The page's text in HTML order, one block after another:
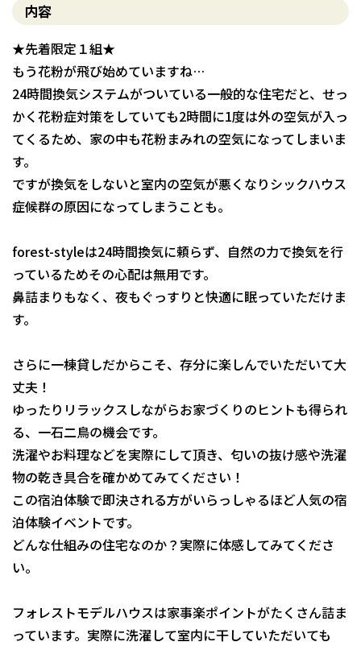
内容
★先着限定１組★
もう花粉が飛び始めていますね…
24時間換気システムがついている一般的な住宅だと、せっ
かく花粉症対策をしていても2時間に1度は外の空気が入っ
てくるため、家の中も花粉まみれの空気になってしまいま
す。
ですが換気をしないと室内の空気が悪くなりシックハウス
症候群の原因になってしまうことも。
forest-styleは24時間換気に頼らず、自然の力で換気を行
っているためその心配は無用です。
鼻詰まりもなく、夜もぐっすりと快適に眠っていただけま
す。
さらに一棟貸しだからこそ、存分に楽しんでいただいて大
丈夫！
ゆったりリラックスしながらお家づくりのヒントも得られ
る、一石二鳥の機会です。
洗濯やお料理などを実際にして頂き、匂いの抜け感や洗濯
物の乾き具合を確かめてみてください！
この宿泊体験で即決される方がいらっしゃるほど人気の宿
泊体験イベントです。
どんな仕組みの住宅なのか？実際に体感してみてくださ
い。
フォレストモデルハウスは家事楽ポイントがたくさん詰ま
っています。実際に洗濯して室内に干していただいても